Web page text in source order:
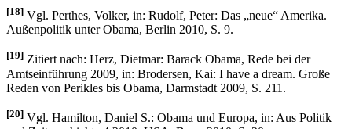
[18] Vgl. Perthes, Volker, in: Rudolf, Peter: Das „neue“ Amerika.
Außenpolitik unter Obama, Berlin 2010, S. 9.
[19] Zitiert nach: Herz, Dietmar: Barack Obama, Rede bei der
Amtseinführung 2009, in: Brodersen, Kai: I have a dream. Große
Reden von Perikles bis Obama, Darmstadt 2009, S. 211.
[20] Vgl. Hamilton, Daniel S.: Obama und Europa, in: Aus Politik